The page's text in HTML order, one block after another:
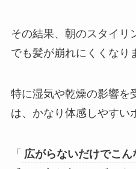
その結果、朝のスタイリ
でも髪が崩れにくくなり
特に湿気や乾燥の影響を
は、かなり体感しやすい
「 広がらないだけでこ